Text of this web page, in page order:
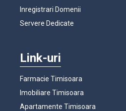
Inregistrari Domenii
Servere Dedicate
Link-uri
Farmacie Timisoara
Imobiliare Timisoara
Apartamente Timisoara